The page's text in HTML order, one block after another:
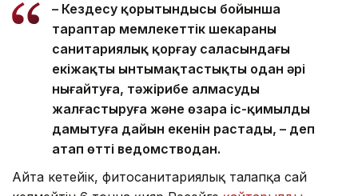
– Кездесу қорытындысы бойынша
тараптар мемлекеттік шекараны
санитариялық қорғау саласындағы
екіжақты ынтымақтастықты одан әрі
нығайтуға, тәжірибе алмасуды
жалғастыруға және өзара іс-қимылды
дамытуға дайын екенін растады, – деп
атап өтті ведомстводан.
Айта кетейік, фитосанитариялық талапқа сай